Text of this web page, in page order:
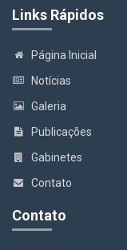
Links Rápidos
Página Inicial
Notícias
Galeria
Publicações
Gabinetes
Contato
Contato